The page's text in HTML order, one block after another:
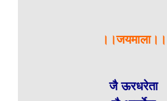
।।जयमाला।।
जै ऊरधरेता